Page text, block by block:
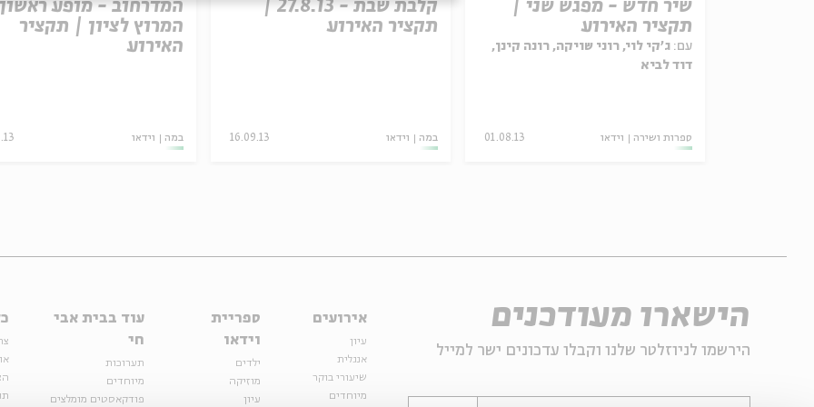
המדרחוב - מופע
המרוץ לציון | תקציר
האירוע
במה וידאו
קלבת שבת - 27.8.13 |
תקציר האירוע
במה וידאו 16.09.13
שיר חדש - מפגש שני |
תקציר האירוע
עם: ג'קי לוי, רוני שויקה, רונה קינן,
דוד לביא
ספרות ושירה וידאו 01.08.13
הישארו מעודכנים
הירשמו לניוזלטר שלנו וקבלו עדכונים ישר למייל
אירועים
עיון
אנגלית
שיעורי בוקר
מיוחדים
ספריית
וידאו
ילדים
מוזיקה
עיון
עוד בבית אבי
חי
תערוכות
מיוחדים
פודקאסטים מומלצים